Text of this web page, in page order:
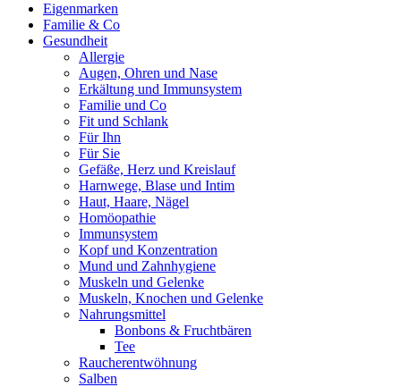
Eigenmarken
Familie & Co
Gesundheit
Allergie
Augen, Ohren und Nase
Erkältung und Immunsystem
Familie und Co
Fit und Schlank
Für Ihn
Für Sie
Gefäße, Herz und Kreislauf
Harnwege, Blase und Intim
Haut, Haare, Nägel
Homöopathie
Immunsystem
Kopf und Konzentration
Mund und Zahnhygiene
Muskeln und Gelenke
Muskeln, Knochen und Gelenke
Nahrungsmittel
Bonbons & Fruchtbären
Tee
Raucherentwöhnung
Salben